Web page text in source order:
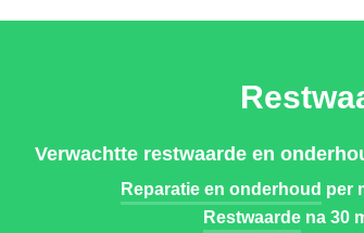
Verwachtte restwaarde en
Reparatie en onderhoud per
Restwaardena 30